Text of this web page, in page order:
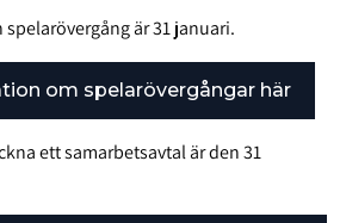
är 31 januari.
om spelarövergångar här
ett samarbetsavtal är den 31